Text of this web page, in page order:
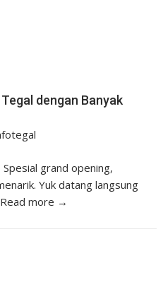
dengan Banyak
grand opening,
Yuk datang langsung
Read more →